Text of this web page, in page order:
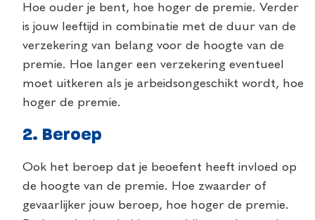
Hoe ouder je bent, hoe hoger de premie. Verder
is jouw leeftijd in combinatie met de duur van de
verzekering van belang voor de hoogte van de
premie. Hoe langer een verzekering eventueel
moet uitkeren als je arbeidsongeschikt wordt, hoe
hoger de premie.
2. Beroep
Ook het beroep dat je beoefent heeft invloed op
de hoogte van de premie. Hoe zwaarder of
gevaarlijker jouw beroep, hoe hoger de premie.